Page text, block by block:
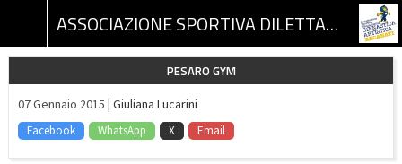
ASSOCIAZIONE SPORTIVA DILETTANTISTICA GINNASTICA ARTISTICA RECANATI
PESARO GYM
07 Gennaio 2015 | Giuliana Lucarini
Facebook WhatsApp X Email